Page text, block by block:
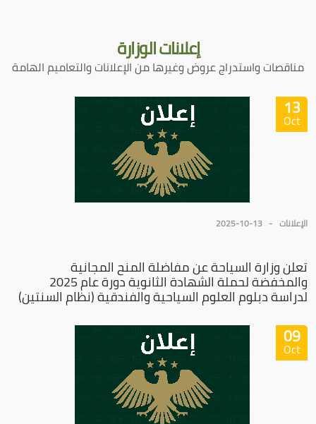
إعلاناتالوزارة
مناقصات واستدراج عروض وغيرها من الإعلانات والتعاميم الهامة
13
Oct
الإعلانات 2025-10-13
تعلن وزارة السياحة عن مفاضلة المنح المجانية
والمخفضة لحملة الشهادة الثانوية دورة عام 2025
لدراسة دبلوم العلوم السياحية والفندقية (نظام السنتين)
09
Oct